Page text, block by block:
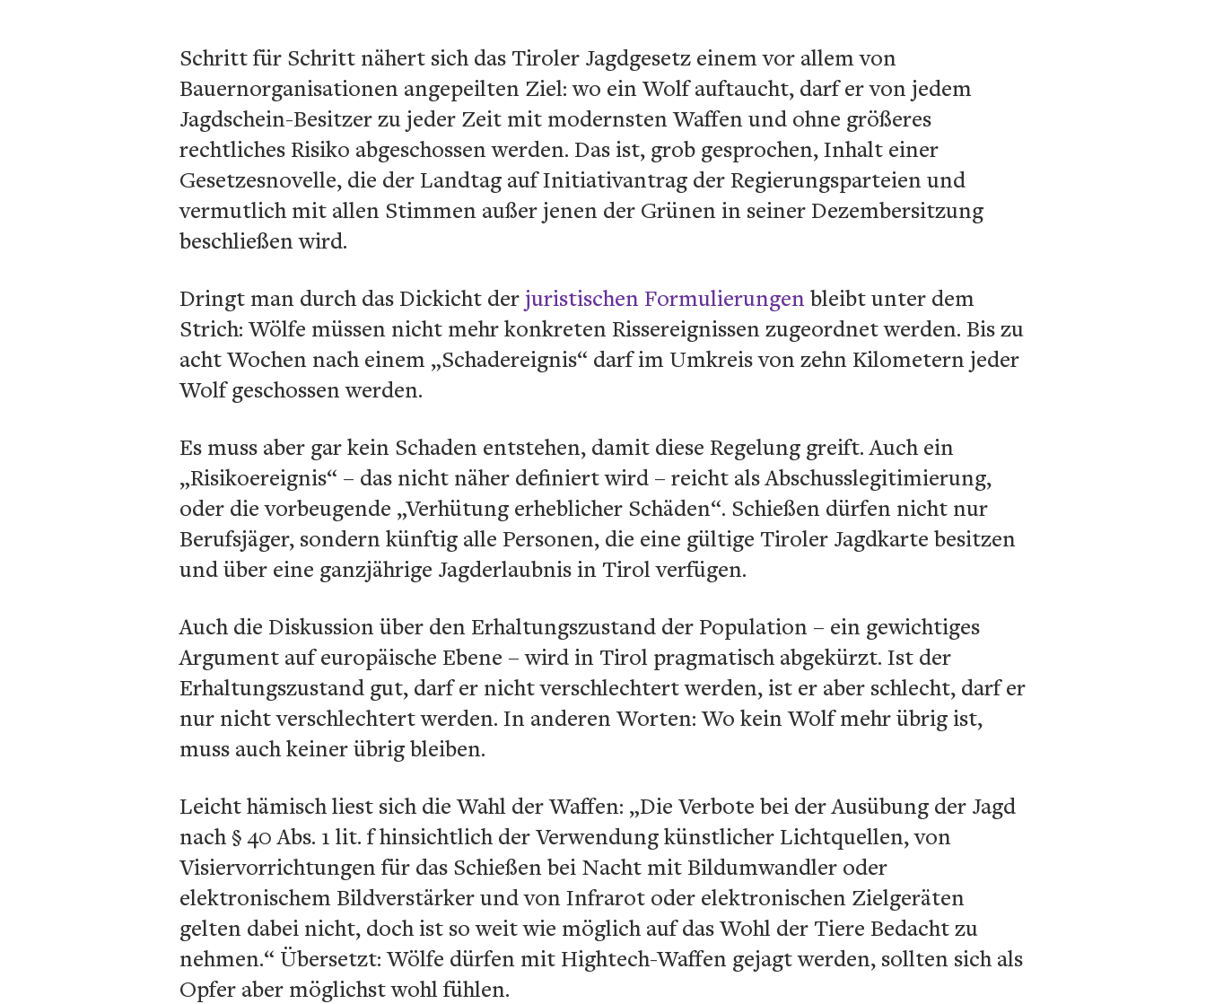
Schritt für Schritt nähert sich das Tiroler Jagdgesetz einem vor allem von
Bauernorganisationen angepeilten Ziel: wo ein Wolf auftaucht, darf er von jedem
Jagdschein-Besitzer zu jeder Zeit mit modernsten Waffen und ohne größeres
rechtliches Risiko abgeschossen werden. Das ist, grob gesprochen, Inhalt einer
Gesetzesnovelle, die der Landtag auf Initiativantrag der Regierungsparteien und
vermutlich mit allen Stimmen außer jenen der Grünen in seiner Dezembersitzung
beschließen wird.
Dringt man durch das Dickicht der juristischen Formulierungenbleibt unter dem
Strich: Wölfe müssen nicht mehr konkreten Rissereignissen zugeordnet werden. Bis zu
acht Wochen nach einem „Schadereignis“ darf im Umkreis von zehn Kilometern jeder
Wolf geschossen werden.
Es muss aber gar kein Schaden entstehen, damit diese Regelung greift. Auch ein
„Risikoereignis“ – das nicht näher definiert wird – reicht als Abschusslegitimierung,
oder die vorbeugende „Verhütung erheblicher Schäden“. Schießen dürfen nicht nur
Berufsjäger, sondern künftig alle Personen, die eine gültige Tiroler Jagdkarte besitzen
und über eine ganzjährige Jagderlaubnis in Tirol verfügen.
Auch die Diskussion über den Erhaltungszustand der Population – ein gewichtiges
Argument auf europäische Ebene – wird in Tirol pragmatisch abgekürzt. Ist der
Erhaltungszustand gut, darf er nicht verschlechtert werden, ist er aber schlecht, darf er
nur nicht verschlechtert werden. In anderen Worten: Wo kein Wolf mehr übrig ist,
muss auch keiner übrig bleiben.
Leicht hämisch liest sich die Wahl der Waffen: „Die Verbote bei der Ausübung der Jagd
nach § 40 Abs. 1 lit. f hinsichtlich der Verwendung künstlicher Lichtquellen, von
Visiervorrichtungen für das Schießen bei Nacht mit Bildumwandler oder
elektronischem Bildverstärker und von Infrarot oder elektronischen Zielgeräten
gelten dabei nicht, doch ist so weit wie möglich auf das Wohl der Tiere Bedacht zu
nehmen.“ Übersetzt: Wölfe dürfen mit Hightech-Waffen gejagt werden, sollten sich als
Opfer aber möglichst wohl fühlen.